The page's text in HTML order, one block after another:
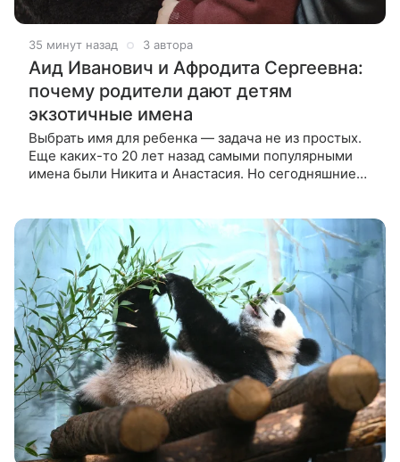
35 минут назад 3 автора
Аид Иванович и Афродита Сергеевна:
почему родители дают детям
экзотичные имена
Выбрать имя для ребенка — задача не из простых.
Еще каких-то 20 лет назад самыми популярными
имена были Никита и Анастасия. Но сегодняшние